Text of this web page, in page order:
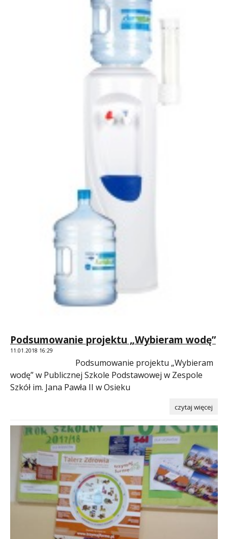
Podsumowanie projektu „Wybieram wodę”
11.01.2018 16:29
Podsumowanie projektu „Wybieram
wodę” w Publicznej Szkole Podstawowej w Zespole
Szkół im. Jana Pawła II w Osieku
czytaj więcej